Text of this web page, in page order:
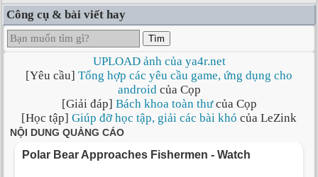
Công cụ & bài viết hay
Tìm
UPLOAD ảnh của ya4r.net
[Yêu cầu] Tổng hợp các yêu cầu game, ứng dụng cho
androidcủa Cọp
[Giải đáp] Bách khoa toàn thưcủa Cọp
[Học tập] Giúp đỡ học tập, giải các bài khó của LeZink